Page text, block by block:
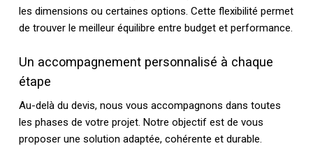
les dimensions ou certaines options. Cette flexibilité permet
de trouver le meilleur équilibre entre budget et performance.
Un accompagnement personnalisé à chaque
étape
Au-delà du devis, nous vous accompagnons dans toutes
les phases de votre projet. Notre objectif est de vous
proposer une solution adaptée, cohérente et durable.